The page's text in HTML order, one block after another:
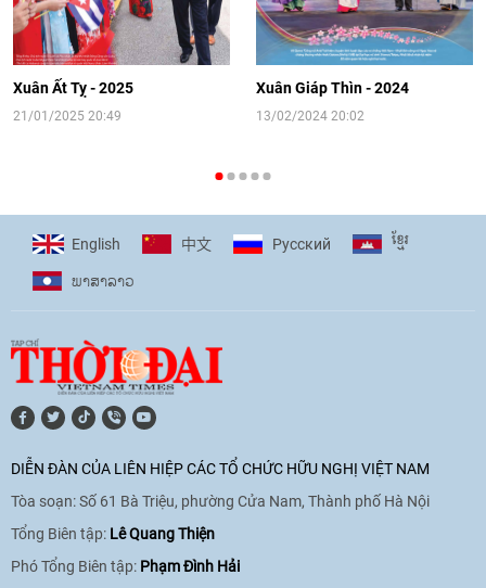
[Video] Đối ngoại nhân dân Thủ đô
hướng tới kết nối hiệu quả nguồn lực
người Việt Nam ở nước ngoài
16:58|10/06/2026
phó với biến đổi khí hậu
17:07|09/06/2026
[Video] Lào dành ưu tiên hàng đầu cho
quan hệ với Việt Nam
11:01 |09/06/2026
[Video] Doanh nghiệp Hoa Kỳ hỗ trợ
Việt Nam xác định danh tính người mất
Xuân Ất Tỵ - 2025
21/01/2025 20:49
Xuân Giáp Thìn - 2024
13/02/2024 20:02
English 中文 Pусский ខ្មែរ
ພາ​ສາ​ລາວ
DIỄN ĐÀN CỦA LIÊN HIỆP CÁC TỔ CHỨC HỮU NGHỊ VIỆT NAM
Tòa soạn: Số 61 Bà Triệu, phường Cửa Nam, Thành phố Hà Nội
Tổng Biên tập: Lê Quang Thiện
Phó Tổng Biên tập: Phạm Đình Hải